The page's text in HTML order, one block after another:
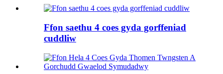
Ffon saethu 4 coes gyda gorffeniad
cuddliw